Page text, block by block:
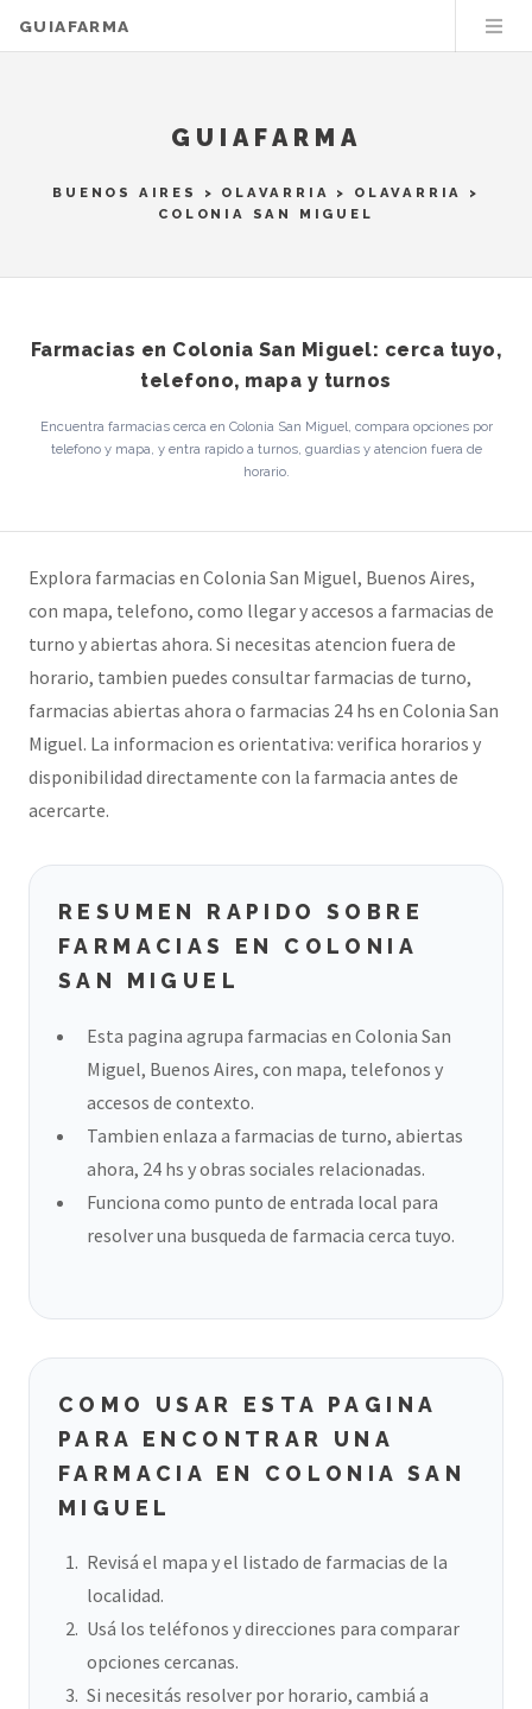
GUIAFARMA
GUIAFARMA
BUENOS AIRES > OLAVARRIA > OLAVARRIA
>
COLONIA SAN MIGUEL
Farmacias en Colonia San Miguel: cerca tuyo,
telefono, mapa y turnos
Encuentra farmacias cerca en Colonia San Miguel, compara opciones por
telefono y mapa, y entra rapido a turnos, guardias y atencion fuera de
horario.
Explora farmacias en Colonia San Miguel, Buenos Aires,
con mapa, telefono, como llegar y accesos a farmacias de
turno y abiertas ahora. Si necesitas atencion fuera de
horario, tambien puedes consultar farmacias de turno,
farmacias abiertas ahora o farmacias 24 hs en Colonia San
Miguel. La informacion es orientativa: verifica horarios y
disponibilidad directamente con la farmacia antes de
acercarte.
RESUMEN RAPIDO SOBRE
FARMACIAS EN COLONIA
SAN MIGUEL
Esta pagina agrupa farmacias en Colonia San
Miguel, Buenos Aires, con mapa, telefonos y
accesos de contexto.
Tambien enlaza a farmacias de turno, abiertas
ahora, 24 hs y obras sociales relacionadas.
Funciona como punto de entrada local para
resolver una busqueda de farmacia cerca tuyo.
COMO USAR ESTA PAGINA
PARA ENCONTRAR UNA
FARMACIA EN COLONIA SAN
MIGUEL
Revisá el mapa y el listado de farmacias de la
localidad.
Usá los teléfonos y direcciones para comparar
opciones cercanas.
Si necesitás resolver por horario, cambiá a